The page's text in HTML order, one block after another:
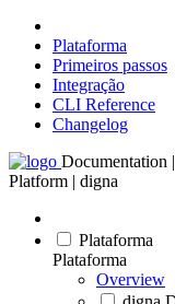
Plataforma
Primeiros passos
Integração
CLI Reference
Changelog
Documentation
Platform | digna
Plataforma
Plataforma
Overview